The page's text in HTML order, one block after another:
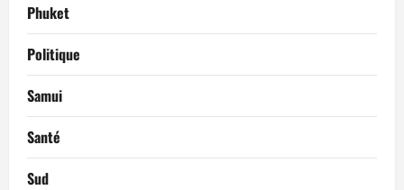
Phuket
Politique
Samui
Santé
Sud